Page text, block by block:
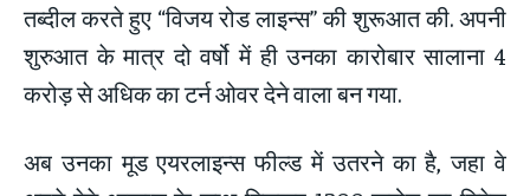
तब्दील करते हुए “विजय रोड लाइन्स” की शुरूआत की. अपनी
शुरुआत के मात्र दो वर्षो में ही उनका कारोबार सालाना 4
करोड़ से अधिक का टर्न ओवर देने वाला बन गया.
अब उनका मूड एयरलाइन्स फील्ड में उतरने का है, जहा वे